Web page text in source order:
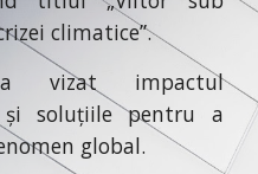
climatice”.
vizat impactul
și soluțiile pentru a
global.